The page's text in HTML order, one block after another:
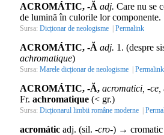
ACROMÁTIC, -Ă adj. Care nu se
de lumină în culorile lor componente.
Sursa: Dicționar de neologisme | Permalink
ACROMÁTIC, -Ă adj. 1. (despre
achromatique)
Sursa: Marele dicționar de neologisme | Permalink
ACROMÁTIC, -Ă, acromatici, -ce,
Fr. achromatique (< gr.)
Sursa: Dicționarul limbii române moderne |
acromátic adj. (sil. -cro-) → cromatic